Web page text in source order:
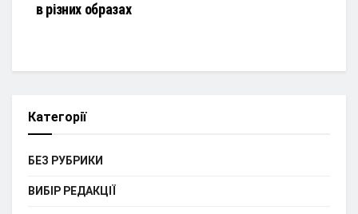
в різних образах
Категорії
БЕЗ РУБРИКИ
ВИБІР РЕДАКЦІЇ